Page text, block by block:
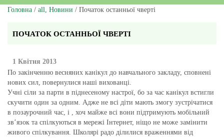
Головна / all, Новини / Початок останньої чверті
ПОЧАТОК ОСТАННЬОЇ ЧВЕРТІ
1 Квітня 2013
По закінченню весняних канікул до навчального закладу, сповнені
нових сил, повернулися наші вихованці.
Учні сіли за парти в піднесеному настрої, бо за час канікул встигли
скучити один за одним. Адже не всі діти мають змогу зустрічатися
в позаурочний час, і , хоч майже всі вони підтримують мобільний
зв’язок та спілкуються в мережі Інтернет, ніщо не може замінити
живого спілкування. Школярі радо ділилися враженнями від